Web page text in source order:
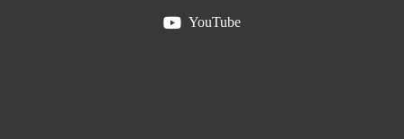
YouTube